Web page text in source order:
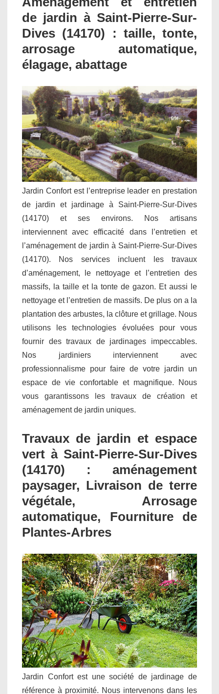
de jardin à Saint-Pierre-Sur-
Dives (14170) : taille, tonte,
arrosage automatique,
élagage, abattage
Jardin Confort est l’entreprise leader en prestation
de jardin et jardinage à Saint-Pierre-Sur-Dives
(14170) et ses environs. Nos artisans
interviennent avec efficacité dans l’entretien et
l’aménagement de jardin à Saint-Pierre-Sur-Dives
(14170). Nos services incluent les travaux
d’aménagement, le nettoyage et l’entretien des
massifs, la taille et la tonte de gazon. Et aussi le
nettoyage et l’entretien de massifs. De plus on a la
plantation des arbustes, la clôture et grillage. Nous
utilisons les technologies évoluées pour vous
fournir des travaux de jardinages impeccables.
Nos jardiniers interviennent avec
professionnalisme pour faire de votre jardin un
espace de vie confortable et magnifique. Nous
vous garantissons les travaux de création et
aménagement de jardin uniques.
Travaux de jardin et espace
vert à Saint-Pierre-Sur-Dives
(14170) : aménagement
paysager, Livraison de terre
végétale, Arrosage
automatique, Fourniture de
Plantes-Arbres
Jardin Confort est une société de jardinage de
référence à proximité. Nous intervenons dans les